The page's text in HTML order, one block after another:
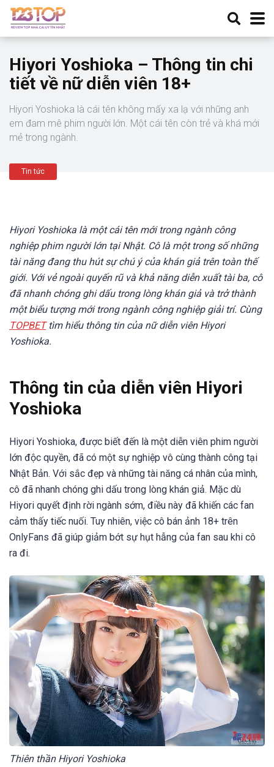
Hiyori Yoshioka – Thông tin chi
tiết về nữ diễn viên 18+
Hiyori Yoshioka là cái tên không mấy xa lạ với những anh
em đam mê phim người lớn. Một cái tên còn trẻ và khá mới
mẻ trong ngành.
Tin tức
Hiyori Yoshioka là một cái tên mới trong ngành công
nghiệp phim người lớn tại Nhật. Cô là một trong số những
tài năng đang thu hút sự chú ý của khán giả trên toàn thế
giới. Với vẻ ngoài quyến rũ và khả năng diễn xuất tài ba, cô
đã nhanh chóng ghi dấu trong lòng khán giả và trở thành
một biểu tượng mới trong ngành công nghiệp giải trí. Cùng
TOPBETtìm hiểu thông tin của nữ diễn viên Hiyori
Yoshioka.
Thông tin của diễn viên Hiyori
Yoshioka
Hiyori Yoshioka, được biết đến là một diễn viên phim người
lớn độc quyền, đã có một sự nghiệp vô cùng thành công tại
Nhật Bản. Với sắc đẹp và những tài năng cá nhân của mình,
cô đã nhanh chóng ghi dấu trong lòng khán giả. Mặc dù
Hiyori quyết định rời ngành sớm, điều này đã khiến các fan
cảm thấy tiếc nuối. Tuy nhiên, việc cô bán ảnh 18+ trên
OnlyFans đã giúp giảm bớt sự hụt hẫng của fan sau khi cô
ra đi.
Thiên thần Hiyori Yoshioka